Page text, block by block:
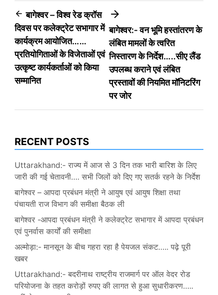
Post
navigation
बागेश्वर – विश्व रेड क्रॉस
दिवस पर कलेक्ट्रेट सभागार में
कार्यक्रम आयोजित……
प्रतियोगिताओं के विजेताओं एवं
उत्कृष्ट कार्यकर्ताओं को किया
सम्मानित
बागेश्वर:- वन भूमि हस्तांतरण के
लंबित मामलों के त्वरित
निस्तारण के निर्देश…..सीए लैंड
उपलब्ध कराने एवं लंबित
प्रस्तावों की नियमित मॉनिटरिंग
पर जोर
RECENT POSTS
Uttarakhand:- राज्य में आज से 3 दिन तक भारी बारिश के लिए
जारी की गई चेतावनी…. सभी जिलों को दिए गए सतर्क रहने के निर्देश
बागेश्वर – आपदा प्रबंधन मंत्री ने आयुष एवं आयुष शिक्षा तथा
पंचायती राज विभाग की समीक्षा बैठक ली
बागेश्वर -आपदा प्रबंधन मंत्री ने कलेक्ट्रेट सभागार में आपदा प्रबंधन
एवं पुनर्वास कार्यों की समीक्षा
अल्मोड़ा:- मानसून के बीच गहरा रहा है पेयजल संकट….. पढ़े पूरी
खबर
Uttarakhand:- बदरीनाथ राष्ट्रीय राजमार्ग पर ऑल वेदर रोड
परियोजना के तहत करोड़ों रुपए की लागत से हुआ सुधारीकरण…..